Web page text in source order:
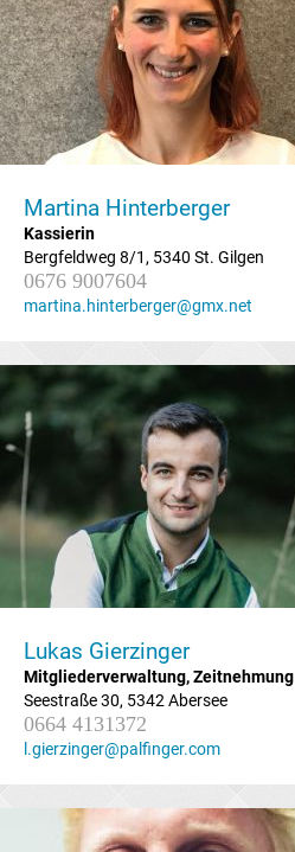
Martina Hinterberger
Kassierin
Bergfeldweg 8/1, 5340 St. Gilgen
0676 9007604
martina.hinterberger@gmx.net
Lukas Gierzinger
Mitgliederverwaltung, Zeitnehmung
Seestraße 30, 5342 Abersee
0664 4131372
l.gierzinger@palfinger.com